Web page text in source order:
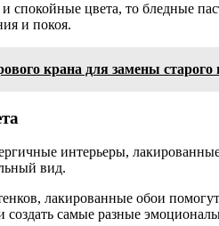
спокойные цвета, то бледные
и покоя.
крана для замены старого
интерьеры,
вид.
лакированные обои
создать самые разные